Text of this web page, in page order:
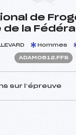
de
de la
Hommes
ADAM0612.FFS
sur l’épreuve